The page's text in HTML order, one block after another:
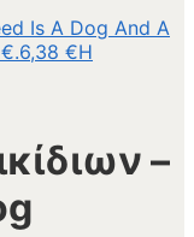
Is A Dog And A
6,38 €Η
–